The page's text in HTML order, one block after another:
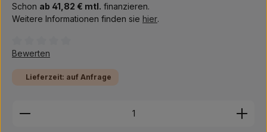
Schon ab 41,82 € mtl. finanzieren.
Weitere Informationen finden sie hier.
Durchschnittliche Bewertung von 0 von 5 Sternen
Bewerten
Lieferzeit: auf Anfrage
Produkt Anzahl: Gib den gewünschten Wert ein